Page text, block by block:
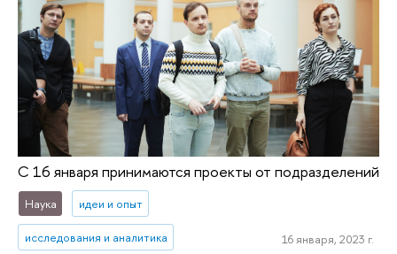
С 16 января принимаются проекты от подразделений
Наука идеи и опыт
исследования и аналитика 16 января, 2023 г.